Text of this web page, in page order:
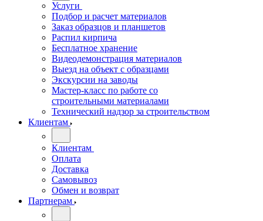
Услуги
Подбор и расчет материалов
Заказ образцов и планшетов
Распил кирпича
Бесплатное хранение
Видеодемонстрация материалов
Выезд на объект с образцами
Экскурсии на заводы
Мастер-класс по работе со
строительными материалами
Технический надзор за строительством
Клиентам
Клиентам
Оплата
Доставка
Самовывоз
Обмен и возврат
Партнерам